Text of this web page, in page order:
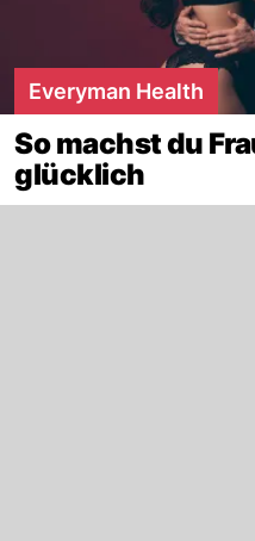
Everyman Health
So machst du
glücklich